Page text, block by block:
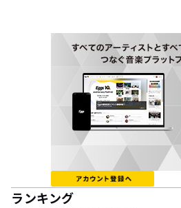
ランキング